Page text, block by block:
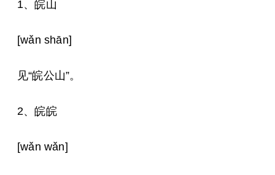
1、皖山
[wǎn shān]
见“皖公山”。
2、皖皖
[wǎn wǎn]